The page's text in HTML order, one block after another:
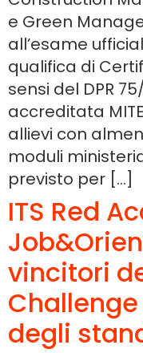
e Green
all’esame
qualifica di
sensi del DPR
accreditata
allievi con
moduli
previsto per […]
ITS Red
vincitori
degli